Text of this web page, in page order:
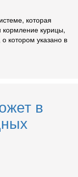
которая
кормление курицы,
котором указано в
в